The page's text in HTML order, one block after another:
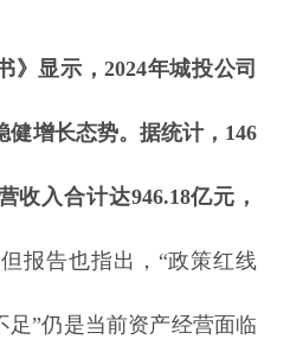
》显示，2024年城投公司
健增长态势。据统计，146
收入合计达946.18亿元，
但报告也指出，“政策红线
足”仍是当前资产经营面临